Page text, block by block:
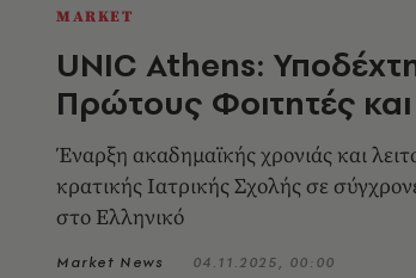
MARKET
UNIC Athens:
Πρώτους Φοιτητές
Έναρξη ακαδημαϊκής χρονιάς και
κρατικής Ιατρικής Σχολής σε
στο Ελληνικό
Market News 04.11.2025, 00:00